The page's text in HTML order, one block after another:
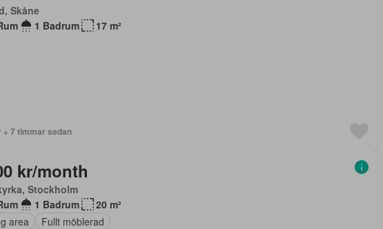
Skåne
1 Badrum 17 m²
+ 7 timmar sedan
kr/month
Stockholm
1 Badrum
20 m²
area
Fullt möblerad